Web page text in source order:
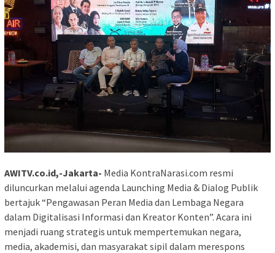
AWITV.co.id,-Jakarta- Media KontraNarasi.com resmi
diluncurkan melalui agenda Launching Media & Dialog Publik
bertajuk “Pengawasan Peran Media dan Lembaga Negara
dalam Digitalisasi Informasi dan Kreator Konten”. Acara ini
menjadi ruang strategis untuk mempertemukan negara,
media, akademisi, dan masyarakat sipil dalam merespons